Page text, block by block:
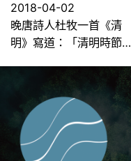
2018-04-02
晚唐詩人杜牧一首《清
明》寫道：「清明時節…